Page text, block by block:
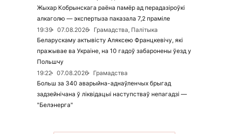
Жыхар Кобрынскага раёна памёр ад перадазіроўкі
алкаголю — экспертыза паказала 7,2 праміле
19:39
07.08.2026
Грамадства, Палітыка
Беларускаму актывісту Аляксею Францкевічу, які
пражывае ва Украіне, на 10 гадоў забаронены ўезд у
Польшчу
19:22
07.08.2026
Грамадства
Больш за 340 аварыйна-аднаўленчых брыгад
задзейнічана ў ліквідацыі наступстваў непагадзі —
"Белэнерга"